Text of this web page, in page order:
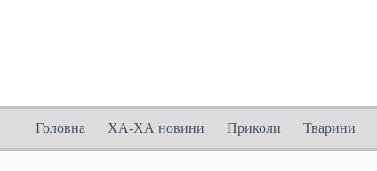
Головна ХА-ХА новини Приколи Тварини